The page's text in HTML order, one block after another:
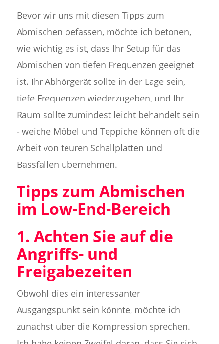
Bevor wir uns mit diesen Tipps zum
Abmischen befassen, möchte ich betonen,
wie wichtig es ist, dass Ihr Setup für das
Abmischen von tiefen Frequenzen geeignet
ist. Ihr Abhörgerät sollte in der Lage sein,
tiefe Frequenzen wiederzugeben, und Ihr
Raum sollte zumindest leicht behandelt sein
- weiche Möbel und Teppiche können oft die
Arbeit von teuren Schallplatten und
Bassfallen übernehmen.
Tipps zum Abmischen
im Low-End-Bereich
1. Achten Sie auf die
Angriffs- und
Freigabezeiten
Obwohl dies ein interessanter
Ausgangspunkt sein könnte, möchte ich
zunächst über die Kompression sprechen.